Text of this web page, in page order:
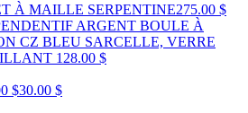
À MAILLE SERPENTINE275.00 $
ARGENT BOULE À
CZ BLEU SARCELLE, VERRE
128.00 $
$30.00 $